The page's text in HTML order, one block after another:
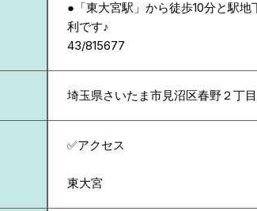
●「東大宮駅」から徒歩10分と駅
利です♪
43/815677
埼玉県さいたま市見沼区春野２丁
✅アクセス
東大宮